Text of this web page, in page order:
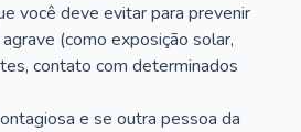
você deve evitar para prevenir
(como exposição solar,
contato com determinados
e se outra pessoa da